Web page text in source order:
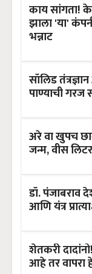
काय सांगता!
झाला 'या'
भन्नाट
सॉलिड
पाण्याची गरज
अरे वा खुपच
जन्म, वीस
डॉ. पंजाबराव
आणि यंत्र
शेतकरी दादांनो!
आहे तर वापरा